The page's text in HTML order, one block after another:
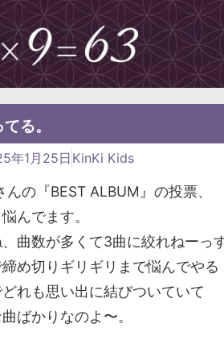
る。
年1月25日 KinKi Kids
んの『BEST ALBUM』の投票、
んでます。
、曲数が多くて3曲に絞れねーっ
め切りギリギリまで悩んでやる
れも思い出に結びついていて
ばかりなのよ〜。